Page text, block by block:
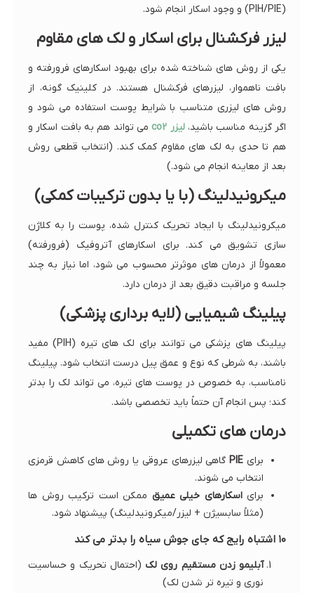
(PIH/PIE) و وجود اسکار انجام شود.
لیزر فرکشنال برای اسکار و لک های مقاوم
یکی از روش های شناخته شده برای بهبود اسکارهای فرورفته و
بافت ناهموار، لیزرهای فرکشنال هستند. در کلینیک گونه، از
روش های لیزری متناسب با شرایط پوست استفاده می شود و
اگر گزینه مناسب باشید،لیزر co2
می تواند هم به بافت اسکار و
هم تا حدی به لک های مقاوم کمک کند. (انتخاب قطعی روش
بعد از معاینه انجام می شود.)
میکرونیدلینگ (با یا بدون ترکیبات کمکی)
میکرونیدلینگ با ایجاد تحریک کنترل شده، پوست را به کلاژن
سازی تشویق می کند. برای اسکارهای آتروفیک (فرورفته)
معمولاً از درمان های موثرتر محسوب می شود، اما نیاز به چند
جلسه و مراقبت دقیق بعد از درمان دارد.
پیلینگ شیمیایی (لایه برداری پزشکی)
پیلینگ های پزشکی می توانند برای لک های تیره (PIH) مفید
باشند، به شرطی که نوع و عمق پیل درست انتخاب شود. پیلینگ
نامناسب، به خصوص در پوست های تیره، می تواند لک را بدتر
کند؛ پس انجام آن حتماً باید تخصصی باشد.
درمان های تکمیلی
برای PIEگاهی لیزرهای عروقی یا روش های کاهش قرمزی
انتخاب می شوند.
برایاسکارهای خیلی عمیق ممکن است ترکیب روش ها
(مثلاً سابسیژن + لیزر/میکرونیدلینگ) پیشنهاد شود.
۱۰ اشتباه رایج که جای جوش سیاه را بدتر می کند
آبلیمو زدن مستقیم روی لک (احتمال تحریک و حساسیت
نوری و تیره تر شدن لک)